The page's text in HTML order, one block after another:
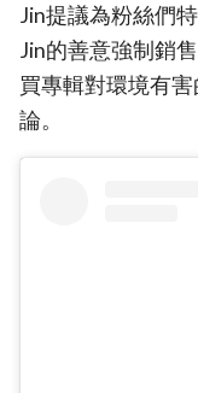
Jin提議為粉絲們
Jin的善意強制銷
買專輯對環境有
論。